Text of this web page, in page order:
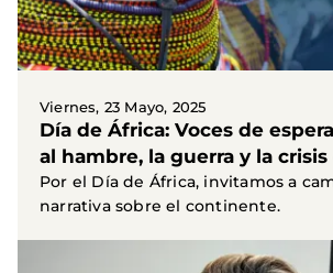
Viernes, 23 Mayo, 2025
Día de África: Voces de
al hambre, la guerra y la
Por el Día de África, invitamos a
narrativa sobre el continente.